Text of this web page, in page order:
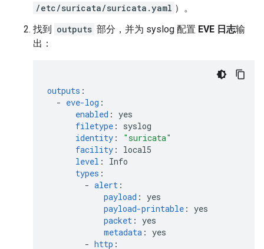
/etc/suricata/suricata.yaml ）。
找到 outputs 部分，并为 syslog 配置 EVE 日志输
出：
outputs :
- eve-log :
enabled : yes
filetype :
syslog
identity :
"suricata"
facility :
local5
level :
Info
types :
- alert :
payload : yes
payload-printable : yes
packet : yes
metadata : yes
- http :